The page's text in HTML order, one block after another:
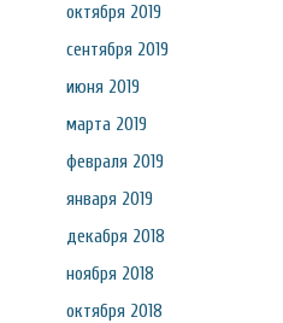
октября 2019
сентября 2019
июня 2019
марта 2019
февраля 2019
января 2019
декабря 2018
ноября 2018
октября 2018